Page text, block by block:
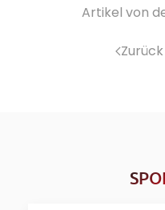
Artikel von
Zurück